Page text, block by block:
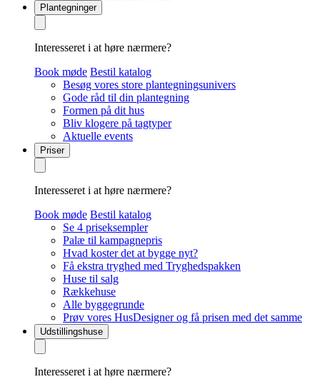
Plantegninger
Interesseret i at høre nærmere?
Book møde Bestil katalog
Besøg vores store plantegningsunivers
Gode råd til din plantegning
Formen på dit hus
Bliv klogere på tagtyper
Aktuelle events
Priser
Interesseret i at høre nærmere?
Book møde Bestil katalog
Se 4 priseksempler
Palæ til kampagnepris
Hvad koster det at bygge nyt?
Få ekstra tryghed med Tryghedspakken
Huse til salg
Rækkehuse
Alle byggegrunde
Prøv vores HusDesigner og få prisen med det samme
Udstillingshuse
Interesseret i at høre nærmere?